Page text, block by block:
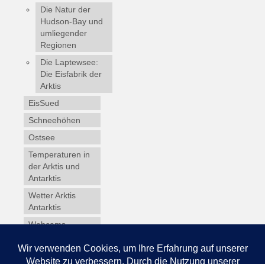
Die Natur der
Hudson-Bay und
umliegender
Regionen
Die Laptewsee:
Die Eisfabrik der
Arktis
EisSued
Schneehöhen
Ostsee
Temperaturen in
der Arktis und
Antarktis
Wetter Arktis
Antarktis
Webcams
Winterdienst